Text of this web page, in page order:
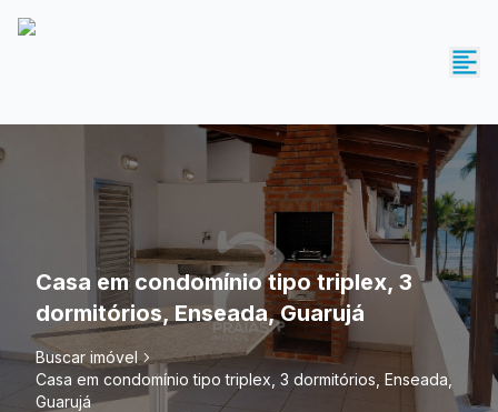
Casa em condomínio tipo triplex, 3
dormitórios, Enseada, Guarujá
Buscar imóvel
Casa em condomínio tipo triplex, 3 dormitórios, Enseada,
Guarujá